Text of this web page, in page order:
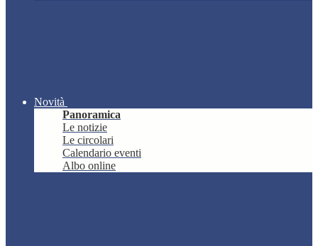
Novità
Panoramica
Le notizie
Le circolari
Calendario eventi
Albo online